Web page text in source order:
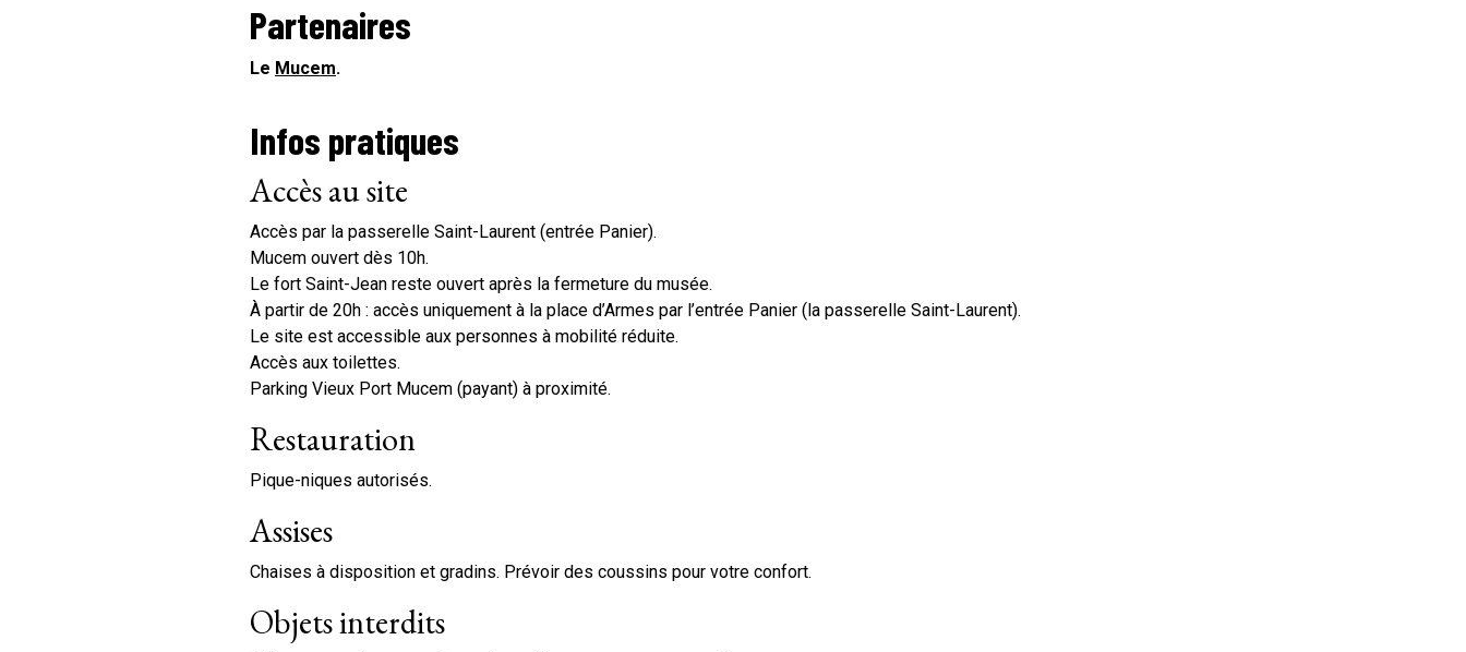
Partenaires
Le Mucem.
Infos pratiques
Accès au site
Accès par la passerelle Saint-Laurent (entrée Panier).
Mucem ouvert dès 10h.
Le fort Saint-Jean reste ouvert après la fermeture du musée.
À partir de 20h : accès uniquement à la place d’Armes par l’entrée Panier (la passerelle Saint-Laurent).
Le site est accessible aux personnes à mobilité réduite.
Accès aux toilettes.
Parking Vieux Port Mucem (payant) à proximité.
Restauration
Pique-niques autorisés.
Assises
Chaises à disposition et gradins. Prévoir des coussins pour votre confort.
Objets interdits